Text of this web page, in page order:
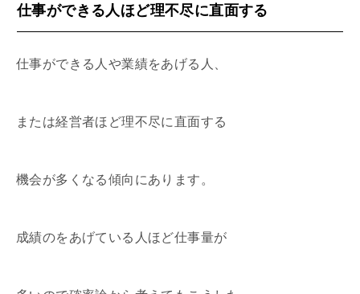
仕事ができる人ほど理不尽に直面する
仕事ができる人や業績をあげる人、
または経営者ほど理不尽に直面する
機会が多くなる傾向にあります。
成績のをあげている人ほど仕事量が